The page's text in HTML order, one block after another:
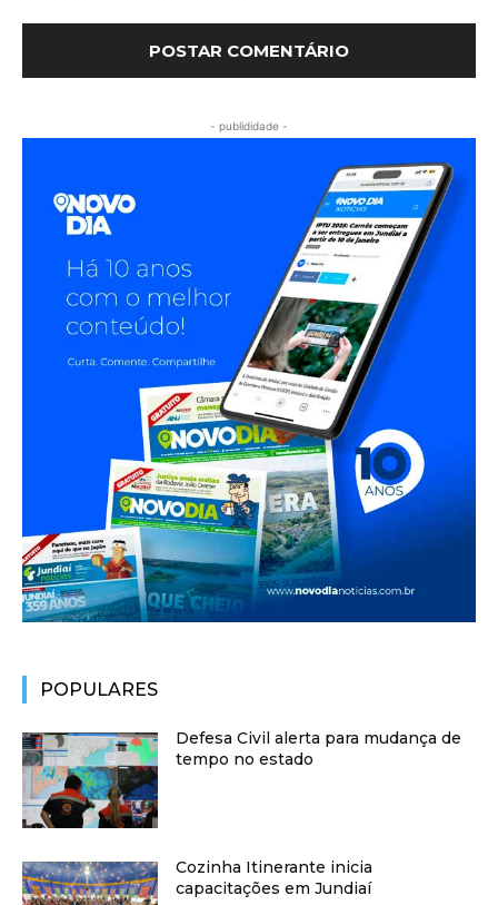
- publididade -
POPULARES
Defesa Civil alerta para mudança de
tempo no estado
Cozinha Itinerante inicia
capacitações em Jundiaí